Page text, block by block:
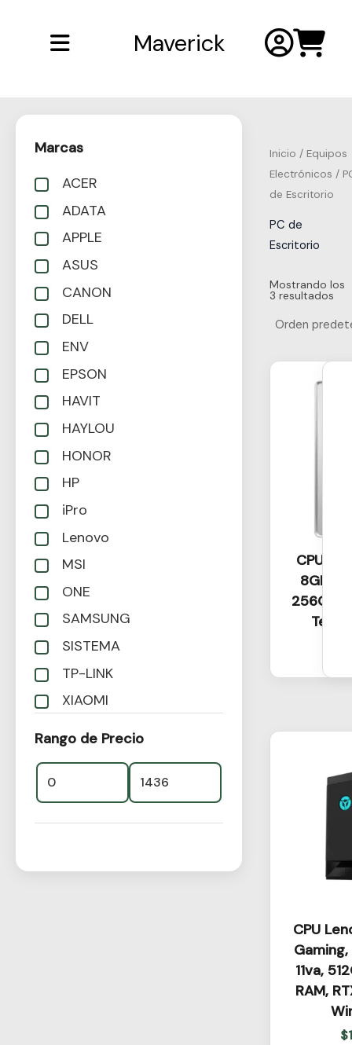
Maverick
contenido
Marcas
ACER
ADATA
APPLE
ASUS
CANON
DELL
ENV
EPSON
HAVIT
HAYLOU
HONOR
HP
iPro
Lenovo
MSI
ONE
SAMSUNG
SISTEMA
TP-LINK
XIAOMI
Rango de Precio
Inicio / Equipos
Electrónicos /
de Escritorio
PC de
Escritorio
Mostrando los
3 resultados
CPU
8GB
256GB
CPU
11va,
RAM,
$